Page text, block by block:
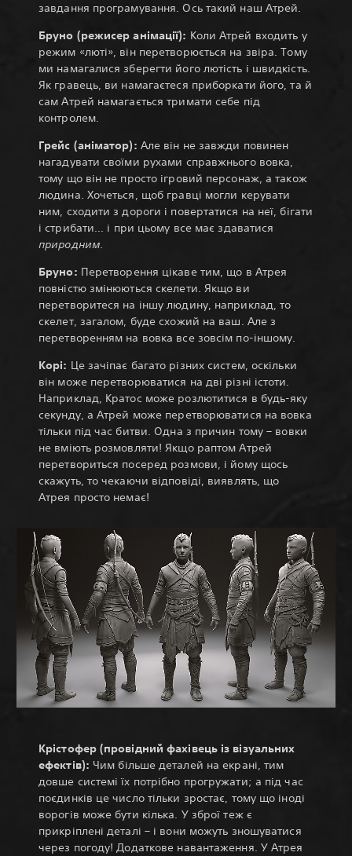
завдання програмування. Ось такий наш Атрей.
Бруно (режисер анімації): Коли Атрей входить у
режим «люті», він перетворюється на звіра. Тому
ми намагалися зберегти його лютість і швидкість.
Як гравець, ви намагаєтеся приборкати його, та й
сам Атрей намагається тримати себе під
контролем.
Грейс (аніматор): Але він не завжди повинен
нагадувати своїми рухами справжнього вовка,
тому що він не просто ігровий персонаж, а також
людина. Хочеться, щоб гравці могли керувати
ним, сходити з дороги і повертатися на неї, бігати
і стрибати... і при цьому все має здаватися
природним.
Бруно: Перетворення цікаве тим, що в Атрея
повністю змінюються скелети. Якщо ви
перетворитеся на іншу людину, наприклад, то
скелет, загалом, буде схожий на ваш. Але з
перетворенням на вовка все зовсім по-іншому.
Корі: Це зачіпає багато різних систем, оскільки
він може перетворюватися на дві різні істоти.
Наприклад, Кратос може розлютитися в будь-яку
секунду, а Атрей може перетворюватися на вовка
тільки під час битви. Одна з причин тому – вовки
не вміють розмовляти! Якщо раптом Атрей
перетвориться посеред розмови, і йому щось
скажуть, то чекаючи відповіді, виявлять, що
Атрея просто немає!
Крістофер (провідний фахівець із візуальних
ефектів): Чим більше деталей на екрані, тим
довше системі їх потрібно прогружати; а під час
поєдинків це число тільки зростає, тому що іноді
ворогів може бути кілька. У зброї теж є
прикріплені деталі – і вони можуть зношуватися
через погоду! Додаткове навантаження. У Атрея